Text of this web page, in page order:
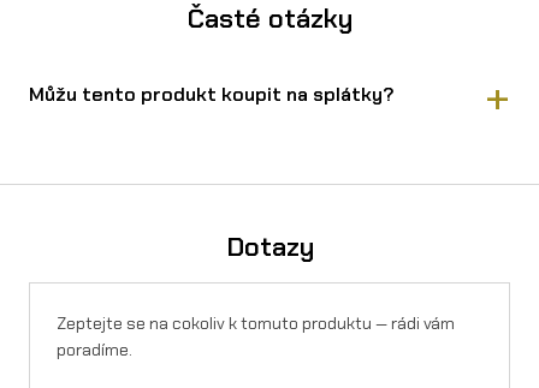
Časté otázky
Můžu tento produkt koupit na splátky?
Dotazy
Zeptejte se na cokoliv k tomuto produktu — rádi vám
poradíme.